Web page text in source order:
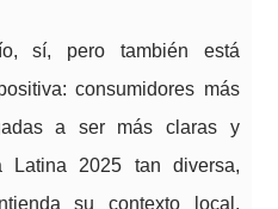
sí, pero también está
consumidores más
a ser más claras y
Latina 2025 tan diversa,
su contexto local,